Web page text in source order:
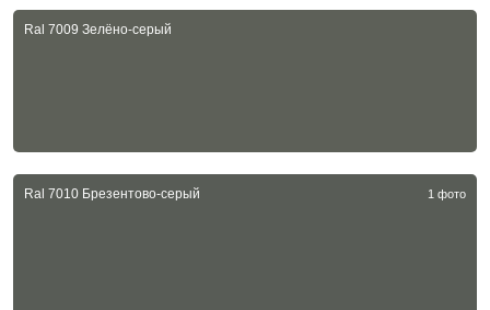
Ral 7009 Зелёно-серый
Ral 7010 Брезентово-серый 1 фото